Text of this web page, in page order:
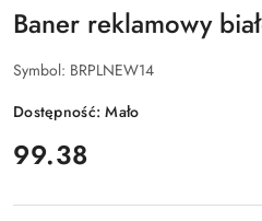
Baner reklamowy
Symbol: BRPLNEW14
Dostępność:Mało
cena:
99.38